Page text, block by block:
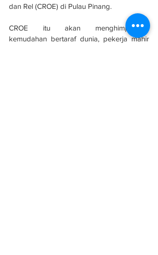
dan Rel (CROE) di Pulau Pinang.
CROE itu akan menghimpunkan
kemudahan bertaraf dunia, pekerja mahir